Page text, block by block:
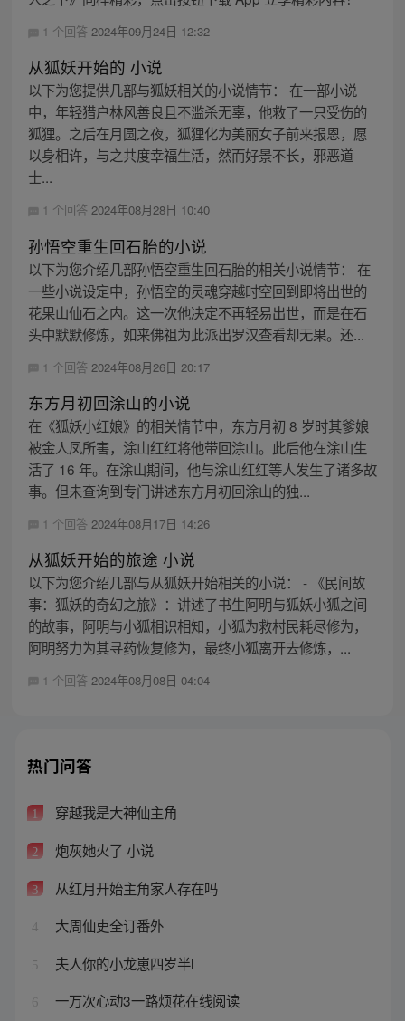
1 个回答 2024年09月24日 12:32
从狐妖开始的 小说
以下为您提供几部与狐妖相关的小说情节： 在一部小说
中，年轻猎户林风善良且不滥杀无辜，他救了一只受伤的
狐狸。之后在月圆之夜，狐狸化为美丽女子前来报恩，愿
以身相许，与之共度幸福生活，然而好景不长，邪恶道
士...
1 个回答 2024年08月28日 10:40
孙悟空重生回石胎的小说
以下为您介绍几部孙悟空重生回石胎的相关小说情节： 在
一些小说设定中，孙悟空的灵魂穿越时空回到即将出世的
花果山仙石之内。这一次他决定不再轻易出世，而是在石
头中默默修炼，如来佛祖为此派出罗汉查看却无果。还...
1 个回答 2024年08月26日 20:17
东方月初回涂山的小说
在《狐妖小红娘》的相关情节中，东方月初 8 岁时其爹娘
被金人凤所害，涂山红红将他带回涂山。此后他在涂山生
活了 16 年。在涂山期间，他与涂山红红等人发生了诸多故
事。但未查询到专门讲述东方月初回涂山的独...
1 个回答 2024年08月17日 14:26
从狐妖开始的旅途 小说
以下为您介绍几部与从狐妖开始相关的小说： - 《民间故
事：狐妖的奇幻之旅》：讲述了书生阿明与狐妖小狐之间
的故事，阿明与小狐相识相知，小狐为救村民耗尽修为，
阿明努力为其寻药恢复修为，最终小狐离开去修炼，...
1 个回答 2024年08月08日 04:04
热门问答
1 穿越我是大神仙主角
2 炮灰她火了 小说
3 从红月开始主角家人存在吗
4 大周仙吏全订番外
5 夫人你的小龙崽四岁半l
6 一万次心动3一路烦花在线阅读